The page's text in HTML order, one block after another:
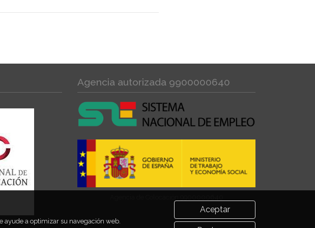
Agencia autorizada 9900000640
ayude a optimizar su navegación web.
Aceptar